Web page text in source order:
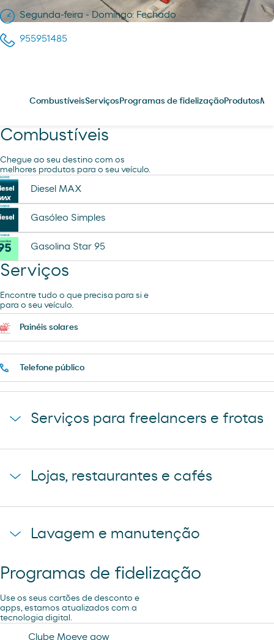
Segunda-feira - Domingo: Fechado
955951485
CombustíveisServiços Programas de fidelizaçãoProdutos
Combustíveis
Chegue ao seu destino com os
melhores produtos para o seu veículo.
Diesel MAX
Gasóleo Simples
Gasolina Star 95
Serviços
Encontre tudo o que precisa para si e
para o seu veículo.
Painéis solares
Telefone público
Serviços para freelancers e frotas
Chuveiros
Estacionamento de camiões
Lojas, restaurantes e cafés
Lavagem e manutenção
Ar e Água
Programas de fidelização
Use os seus cartões de desconto e
apps, estamos atualizados com a
tecnologia digital.
Clube Moeve gow